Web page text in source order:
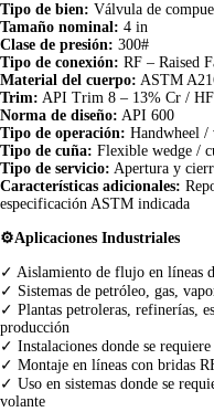
Tipo de bien: Válvula de
Tamaño nominal: 4 in
Clase de presión: 300#
Tipo de conexión: RF – Raised
Material del cuerpo: ASTM
Trim: API Trim 8 – 13% Cr / HF
Norma de diseño: API 600
Tipo de operación: Handwheel /
Tipo de cuña: Flexible wedge /
Tipo de servicio: Apertura y
Características adicionales:
especificación ASTM indicada
⚙️Aplicaciones Industriales
✓ Aislamiento de flujo en líneas
✓ Sistemas de petróleo, gas,
✓ Plantas petroleras, refinerías,
producción
✓ Instalaciones donde se
✓ Montaje en líneas con bridas
✓ Uso en sistemas donde se
volante